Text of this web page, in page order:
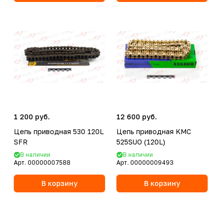
1 200 руб.
Цепь приводная 530 120L
SFR
В наличии
Арт. 00000007588
В корзину
12 600 руб.
Цепь приводная KMC
525SUO (120L)
В наличии
Арт. 00000009493
В корзину